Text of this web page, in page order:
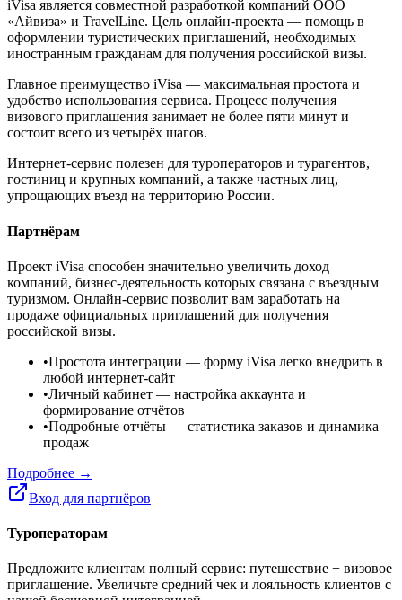
iVisa является совместной разработкой компаний ООО
«Айвиза» и TravelLine. Цель онлайн-проекта — помощь в
оформлении туристических приглашений, необходимых
иностранным гражданам для получения российской визы.
Главное преимущество iVisa — максимальная простота и
удобство использования сервиса. Процесс получения
визового приглашения занимает не более пяти минут и
состоит всего из четырёх шагов.
Интернет-сервис полезен для туроператоров и турагентов,
гостиниц и крупных компаний, а также частных лиц,
упрощающих въезд на территорию России.
Партнёрам
Проект iVisa способен значительно увеличить доход
компаний, бизнес-деятельность которых связана с въездным
туризмом. Онлайн-сервис позволит вам заработать на
продаже официальных приглашений для получения
российской визы.
•Простота интеграции — форму iVisa легко внедрить в
любой интернет-сайт
•Личный кабинет — настройка аккаунта и
формирование отчётов
•Подробные отчёты — статистика заказов и динамика
продаж
Подробнее →
Вход для партнёров
Туроператорам
Предложите клиентам полный сервис: путешествие + визовое
приглашение. Увеличьте средний чек и лояльность клиентов с